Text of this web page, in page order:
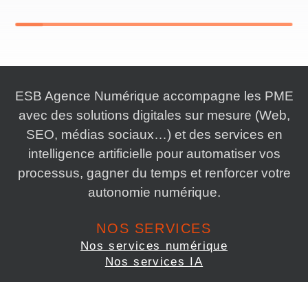
ESB Agence Numérique accompagne les PME
avec des solutions digitales sur mesure (Web,
SEO, médias sociaux…) et des services en
intelligence artificielle pour automatiser vos
processus, gagner du temps et renforcer votre
autonomie numérique.
NOS SERVICES
Nos services numérique
Nos services IA